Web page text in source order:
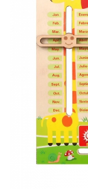
Tablite